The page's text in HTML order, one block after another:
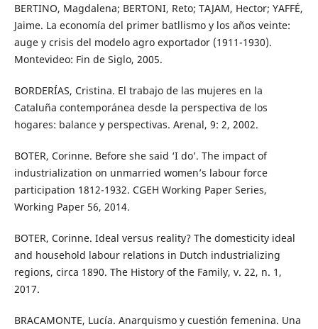
BERTINO, Magdalena; BERTONI, Reto; TAJAM, Hector; YAFFÉ,
Jaime. La economía del primer batllismo y los años veinte:
auge y crisis del modelo agro exportador (1911-1930).
Montevideo: Fin de Siglo, 2005.
BORDERÍAS, Cristina. El trabajo de las mujeres en la
Cataluña contemporánea desde la perspectiva de los
hogares: balance y perspectivas. Arenal, 9: 2, 2002.
BOTER, Corinne. Before she said ‘I do’. The impact of
industrialization on unmarried women’s labour force
participation 1812-1932. CGEH Working Paper Series,
Working Paper 56, 2014.
BOTER, Corinne. Ideal versus reality? The domesticity ideal
and household labour relations in Dutch industrializing
regions, circa 1890. The History of the Family, v. 22, n. 1,
2017.
BRACAMONTE, Lucía. Anarquismo y cuestión femenina. Una